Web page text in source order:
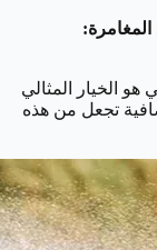
الخيار المثالي
تجعل من هذه